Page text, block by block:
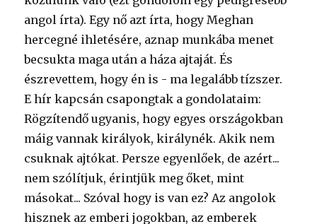
angol írta). Egy nő azt írta, hogy Meghan
hercegné ihletésére, aznap munkába menet
becsukta maga után a háza ajtaját. És
észrevettem, hogy én is - ma legalább tízszer.
E hír kapcsán csapongtak a gondolataim:
Rögzítendő ugyanis, hogy egyes országokban
máig vannak királyok, királynék. Akik nem
csuknak ajtókat. Persze egyenlőek, de azért...
nem szólítjuk, érintjük meg őket, mint
másokat... Szóval hogy is van ez? Az angolok
hisznek az emberi jogokban, az emberek